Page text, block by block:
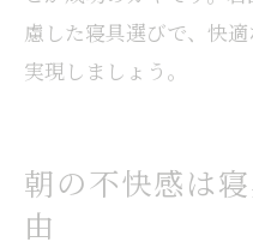
慮した寝具選びで、快
実現しましょう。
朝の不快感は
由